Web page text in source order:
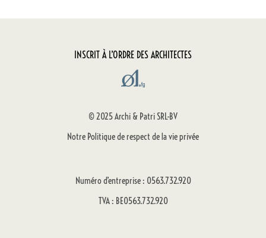
INSCRIT À L’ORDRE DES ARCHITECTES
© 2025 Archi & Patri SRL-BV
Notre Politique de respect de la vie privée
Numéro d’entreprise : 0563.732.920
TVA : BE0563.732.920